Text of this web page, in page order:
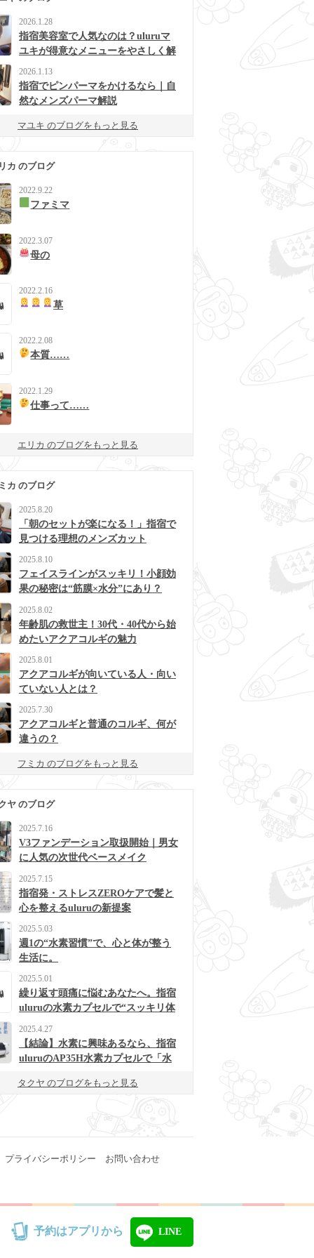
2026.1.28
指宿美容室で人気なのは？uluruマ
ユキが得意なメニューをやさしく解
2026.1.13
指宿でピンパーマをかけるなら｜自
然なメンズパーマ解説
マユキ のブログをもっと見る
カ のブログ
2022.9.22
ファミマ
2022.3.07
母の
2022.2.16
草
2022.2.08
本質……
2022.1.29
仕事って……
エリカ のブログをもっと見る
カ のブログ
2025.8.20
「朝のセットが楽になる！」指宿で
見つける理想のメンズカット
2025.8.10
フェイスラインがスッキリ！小顔効
果の秘密は“筋膜×水分”にあり？
2025.8.02
年齢肌の救世主！30代・40代から始
めたいアクアコルギの魅力
2025.8.01
アクアコルギが向いている人・向い
ていない人とは？
2025.7.30
アクアコルギと普通のコルギ、何が
違うの？
フミカ のブログをもっと見る
ヤ のブログ
2025.7.16
V3ファンデーション取扱開始｜男女
に人気の次世代ベースメイク
2025.7.15
指宿発・ストレスZEROケアで髪と
心を整えるuluruの新提案
2025.5.03
週1の“水素習慣”で、心と体が整う
生活に。
2025.5.01
繰り返す頭痛に悩むあなたへ。指宿
uluruの水素カプセルで“スッキリ体
2025.4.27
【結論】水素に興味あるなら、指宿
uluruのAP35H水素カプセルで「水
タクヤ のブログをもっと見る
プライバシーポリシー お問い合わせ
予約はアプリから LINE